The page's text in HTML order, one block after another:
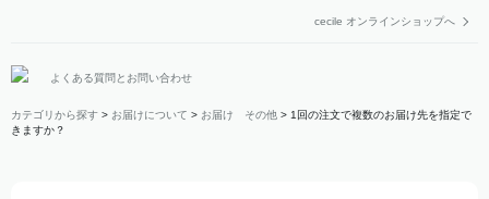
cecile オンラインショップへ
よくある質問とお問い合わせ
カテゴリから探す > お届けについて > お届け その他 > 1回の注文で複数のお届け先を指定で
きますか？